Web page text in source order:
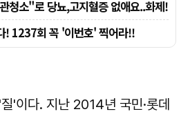
'이다. 지난 2014년 국민·롯데